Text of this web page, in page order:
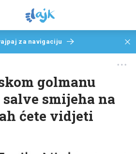
za navigaciju
golmanu
smijeha na
ćete vidjeti